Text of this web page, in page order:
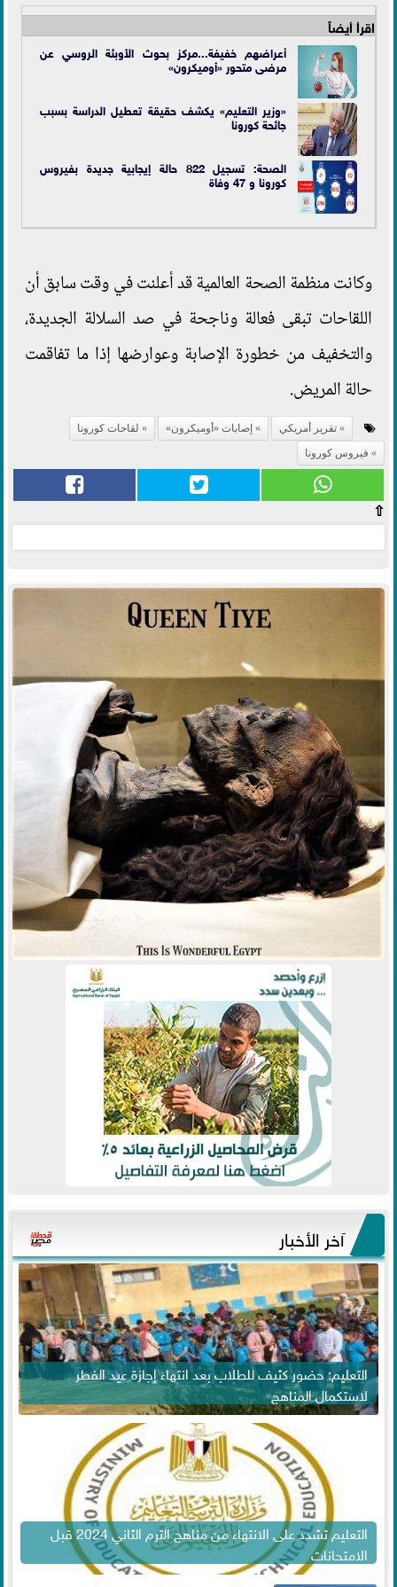
اقرأ أيضاً
أعراضهم خفيفة...مركز بحوث الأوبئة الروسي عن
مرضى متحور «أوميكرون»
«وزير التعليم» يكشف حقيقة تعطيل الدراسة بسبب
جائحة كورونا
الصحة: تسجيل 822 حالة إيجابية جديدة بفيروس
كورونا و 47 وفاة
وكانت منظمة الصحة العالمية قد أعلنت في وقت سابق أن
اللقاحات تبقى فعالة وناجحة في صد السلالة الجديدة،
والتخفيف من خطورة الإصابة وعوارضها إذا ما تفاقمت
حالة المريض.
تقرير أمريكي إصابات «أوميكرون»
لقاحات كورونا
فيروس كورونا
⇧
آخر الأخبار
التعليم: حضور كثيف للطلاب بعد انتهاء إجازة عيد الفطر
لاستكمال المناهج
التعليم تشدد على الانتهاء من مناهج الترم الثاني 2024 قبل
الامتحانات